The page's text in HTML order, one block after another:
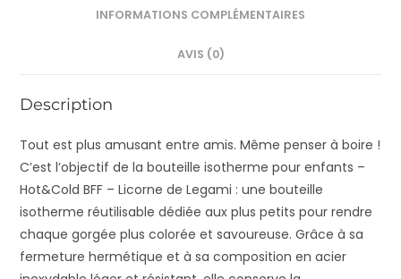
INFORMATIONS COMPLÉMENTAIRES
AVIS (0)
Description
Tout est plus amusant entre amis. Même penser à boire !
C’est l’objectif de la bouteille isotherme pour enfants –
Hot&Cold BFF – Licorne de Legami : une bouteille
isotherme réutilisable dédiée aux plus petits pour rendre
chaque gorgée plus colorée et savoureuse. Grâce à sa
fermeture hermétique et à sa composition en acier